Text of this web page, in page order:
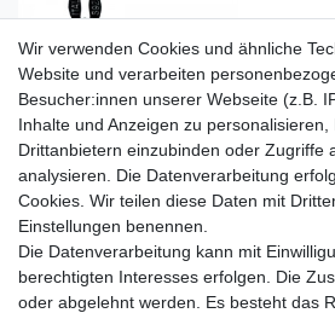
Wir verwenden Cookies und ähnliche
Website und verarbeiten
Besucher:innen unserer Webseite (z.B.
Inhalte und Anzeigen zu personalisieren,
Drittanbietern einzubinden oder Zugriffe
analysieren. Die Datenverarbeitung
Cookies. Wir teilen diese Daten mit
Einstellungen benennen.
Die Datenverarbeitung kann mit
berechtigten Interesses erfolgen. Die
oder abgelehnt werden. Es besteht das